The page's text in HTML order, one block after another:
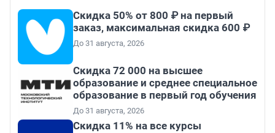
Скидка 50% от 800 ₽ на первый
заказ, максимальная скидка 600 ₽
До 31 августа, 2026
Скидка 72 000 на высшее
образование и среднее специальное
образование в первый год обучения
До 31 августа, 2026
Скидка 11% на все курсы